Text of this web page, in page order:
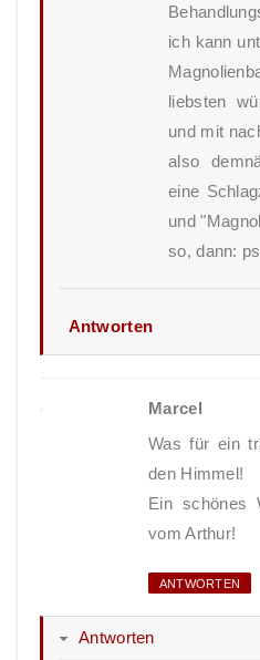
ich kann
liebsten
und mit
also
eine
und
so, dann:
Antworten
Marcel
Was für ein
den Himmel!
Ein schönes
vom Arthur!
ANTWORTEN
Antworten